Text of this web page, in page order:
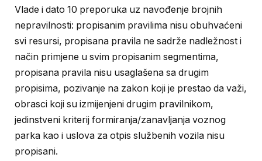
Vlade i dato 10 preporuka uz navođenje brojnih
nepravilnosti: propisanim pravilima nisu obuhvaćeni
svi resursi, propisana pravila ne sadrže nadležnost i
način primjene u svim propisanim segmentima,
propisana pravila nisu usaglašena sa drugim
propisima, pozivanje na zakon koji je prestao da važi,
obrasci koji su izmijenjeni drugim pravilnikom,
jedinstveni kriterij formiranja/zanavljanja voznog
parka kao i uslova za otpis službenih vozila nisu
propisani.